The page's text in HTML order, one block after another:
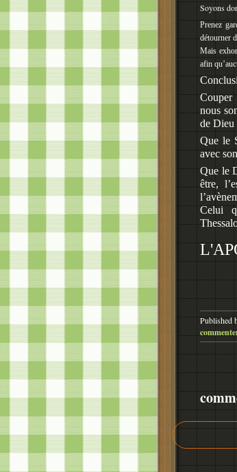
Soyons
Prenez
détourner
Mais
afin
Couper
nous
de Dieu
Que le
avec
Que le
être,
Celui
Published